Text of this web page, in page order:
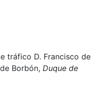
tráfico D. Francisco de
Borbón, Duque de